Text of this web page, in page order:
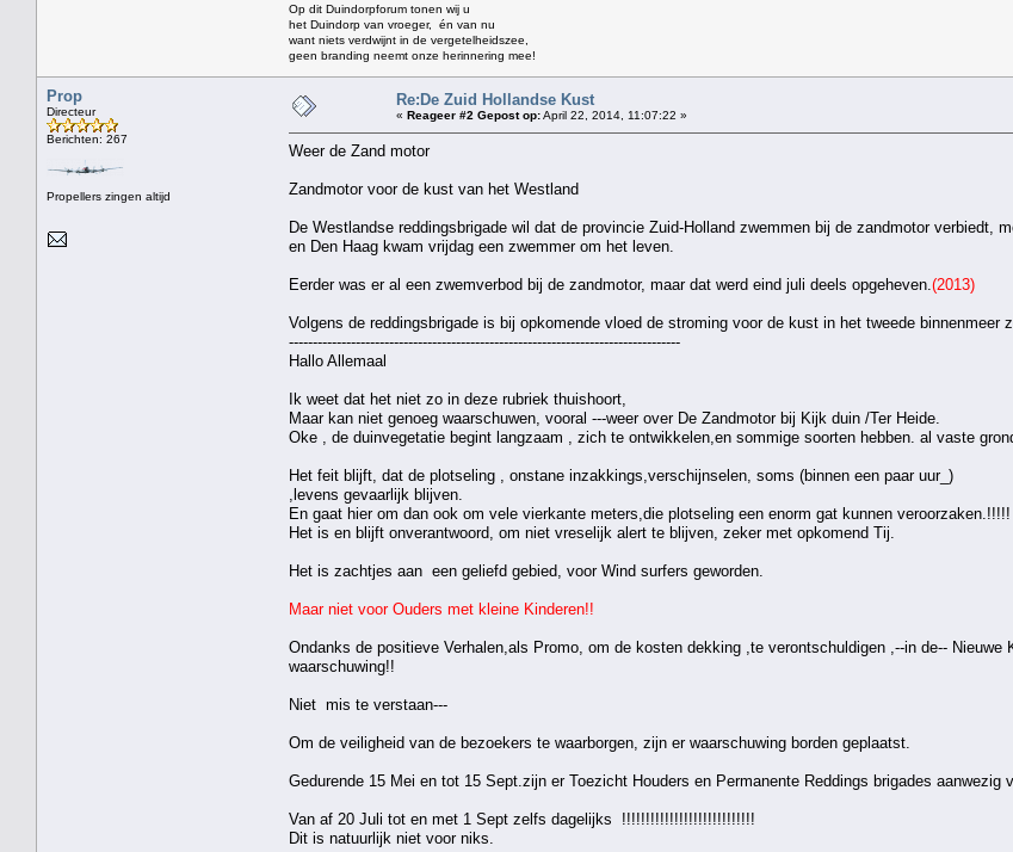
Op dit Duindorpforum tonen wij u
het Duindorp van vroeger, én van nu
want niets verdwijnt in de vergetelheidszee,
geen branding neemt onze herinnering mee!
Prop
Directeur
Berichten: 267
Propellers zingen altijd
Re:De Zuid Hollandse Kust
« Reageer #2 Gepost op:April 22, 2014, 11:07:22 »
Weer de Zand motor
Zandmotor voor de kust van het Westland
De Westlandse reddingsbrigade wil dat de provincie Zuid-Holland zwemmen bij de zandmotor
en Den Haag kwam vrijdag een zwemmer om het leven.
Eerder was er al een zwemverbod bij de zandmotor, maar dat werd eind juli deels opgeheven. (2013)
Volgens de reddingsbrigade is bij opkomende vloed de stroming voor de kust in het tweede binnenmeer
----------------------------------------------------------------------------------
Hallo Allemaal
Ik weet dat het niet zo in deze rubriek thuishoort,
Maar kan niet genoeg waarschuwen, vooral ---weer over De Zandmotor bij Kijk duin /Ter Heide.
Oke , de duinvegetatie begint langzaam , zich te ontwikkelen,en sommige soorten hebben. al vaste
Het feit blijft, dat de plotseling , onstane inzakkings,verschijnselen, soms (binnen een paar uur_)
,levens gevaarlijk blijven.
En gaat hier om dan ook om vele vierkante meters,die plotseling een enorm gat kunnen veroorzaken.!!!!!
Het is en blijft onverantwoord, om niet vreselijk alert te blijven, zeker met opkomend Tij.
Het is zachtjes aan een geliefd gebied, voor Wind surfers geworden.
Maar niet voor Ouders met kleine Kinderen!!
Ondanks de positieve Verhalen,als Promo, om de kosten dekking ,te verontschuldigen ,--in de-- Nieuwe
waarschuwing!!
Niet mis te verstaan---
Om de veiligheid van de bezoekers te waarborgen, zijn er waarschuwing borden geplaatst.
Gedurende 15 Mei en tot 15 Sept.zijn er Toezicht Houders en Permanente Reddings brigades
Van af 20 Juli tot en met 1 Sept zelfs dagelijks !!!!!!!!!!!!!!!!!!!!!!!!!!!!
Dit is natuurlijk niet voor niks.